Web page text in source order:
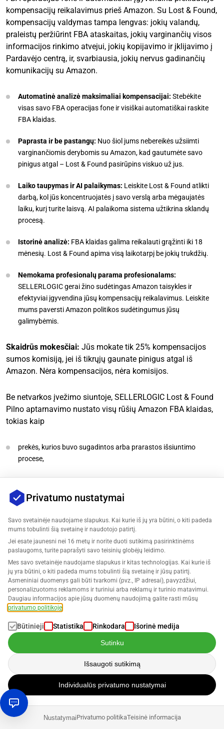
kompensacijų reikalavimus prieš Amazon. Su Lost & Found,
kompensacijų valdymas tampa lengvas: jokių valandų,
praleistų peržiūrint FBA ataskaitas, jokių varginančių visos
informacijos rinkimo atvejui, jokių kopijavimo ir įklijavimo į
Pardavėjo centrą, ir, svarbiausia, jokių nervus gadinančių
komunikacijų su Amazon.
Automatinė analizė maksimaliai kompensacijai: Stebėkite
visas savo FBA operacijas fone ir visiškai automatiškai raskite
FBA klaidas.
Paprasta ir be pastangų: Nuo šiol jums nebereikės užsiimti
varginančiomis derybomis su Amazon, kad gautumėte savo
pinigus atgal – Lost & Found pasirūpins viskuo už jus.
Laiko taupymas ir AI palaikymas: Leiskite Lost & Found atlikti
darbą, kol jūs koncentruojatės į savo verslą arba mėgaujatės
laiku, kurį turite laisvą. AI palaikoma sistema užtikrina sklandų
procesą.
Istorinė analizė: FBA klaidas galima reikalauti grąžinti iki 18
mėnesių. Lost & Found apima visą laikotarpį be jokių trukdžių.
Nemokama profesionalų parama profesionalams:
SELLERLOGIC gerai žino sudėtingas Amazon taisykles ir
efektyviai įgyvendina jūsų kompensacijų reikalavimus. Leiskite
mums paversti Amazon politikos sudėtingumus jūsų
galimybėmis.
Skaidrūs mokesčiai: Jūs mokate tik 25% kompensacijos
sumos komisiją, jei iš tikrųjų gaunate pinigus atgal iš
Amazon. Nėra kompensacijos, nėra komisijos.
Be netvarkos įvežimo siuntoje, SELLERLOGIC Lost & Found
Pilno aptarnavimo nustato visų rūšių Amazon FBA klaidas,
tokias kaip
prekės, kurios buvo sugadintos arba prarastos išsiuntimo
procese,
neteisingai apskaičiuoti FBA mokesčiai, pvz., dėl skirtingų
produkto matmenų,
išdavė kompensaciją klientui.
Lengvi ir be streso FBA kompensacijos – tai SELLERLOGIC
misija. Jūs, kita vertus, koncentruojatės į tai, kas jums iš
tikrųjų svarbu – jūsų verslo augimą.
Išvada: FBA prekių siuntimas į Amazon
Tai nėra taip paprasta, kaip skambaAmazon vykdymas
Nors prekiautojai gali siųsti savo FBA prekes tiesiai į
Amazon logistikos centrą, taisyklės dėl siuntos dydžio,
pakavimo medžiagų, ženklinimo ir kt. yra gana sudėtingos.
Svarbu gerai pasiruošti arba dirbti su profesionalais.
Tas pats taikoma ir klaidų stebėjimui. Jei šios klaidos yra
sukeltos Amazon, pardavėjai turi teisę į kompensaciją, jei
Privatumo nustatymai
Savo svetainėje naudojame slapukus. Kai kurie iš jų yra būtini, o kiti padeda
mums tobulinti šią svetainę ir naudotojo patirtį.
Jei esate jaunesni nei 16 metų ir norite duoti sutikimą pasirinktinėms
paslaugoms, turite paprašyti savo teisinių globėjų leidimo.
Mes savo svetainėje naudojame slapukus ir kitas technologijas. Kai kurie iš
jų yra būtini, o kiti padeda mums tobulinti šią svetainę ir jūsų patirtį.
Asmeniniai duomenys gali būti tvarkomi (pvz., IP adresai), pavyzdžiui,
personalizuotoms reklamoms ir turiniui arba reklamų ir turinio matavimui.
Daugiau informacijos apie jūsų duomenų naudojimą galite rasti mūsų
privatumo politikoje
Būtinieji Statistika Rinkodara Išorinė medija
Sutinku
Išsaugoti sutikimą
Individualūs privatumo nustatymai
NustatymaiPrivatumo politikaTeisinė informacija